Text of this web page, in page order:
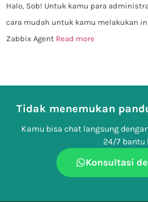
Halo, Sob! Untuk kamu para
cara mudah untuk kamu melakukan
Zabbix Agent Read more
Tidak menemukan
Kamu bisa chat langsung
24/7 bantu
Konsultasi